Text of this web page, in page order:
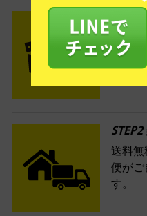
STEP1
ネッ
たい商
す。
STEP2
送料
便がご
す。